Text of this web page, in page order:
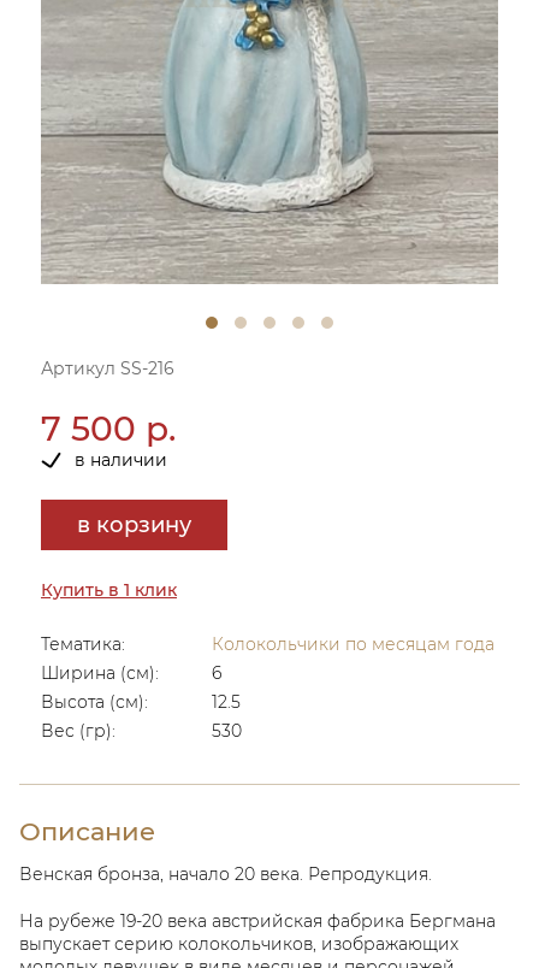
Артикул SS-216
7 500 р.
в наличии
в корзину
Купить в 1 клик
Тематика:
Колокольчики по месяцам года
Ширина (см):
6
Высота (см):
12.5
Вес (гр):
530
Описание
Венская бронза, начало 20 века. Репродукция.
На рубеже 19-20 века австрийская фабрика Бергмана
выпускает серию колокольчиков, изображающих